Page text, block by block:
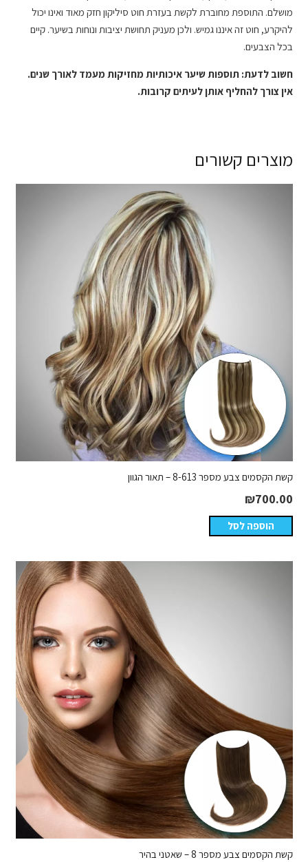
מושלם. התוספת מחוברת לקשת בעזרת חוט סיליקון חזק מאוד ואינו יכול
להיקרע, חוט זה איננו גמיש. ולכן מעניק תחושת יציבות ונוחות בשיער. קיים
בכל הצבעים.
חשוב לדעת: תוספות שיער איכותיות מחזיקות מעמד לאורך שנים.
אין צורך להחליף אותן לעיתים קרובות.
מוצרים קשורים
קשת הקסמים צבע מספר 8-613 – תאור הגוון
₪700.00
הוספה לסל
קשת הקסמים צבע מספר 8 – שאטני בהיר